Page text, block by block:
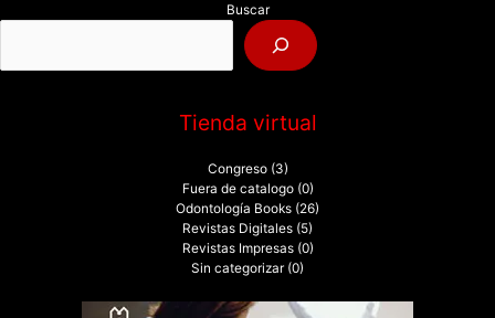
o
:
Buscar
Tienda virtual
Congreso (3)
Fuera de catalogo (0)
Odontología Books (26)
Revistas Digitales (5)
Revistas Impresas (0)
Sin categorizar (0)